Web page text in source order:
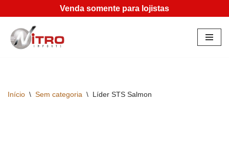
Pular
para
Venda somente para lojistas
Início \ Sem categoria \ Líder STS Salmon